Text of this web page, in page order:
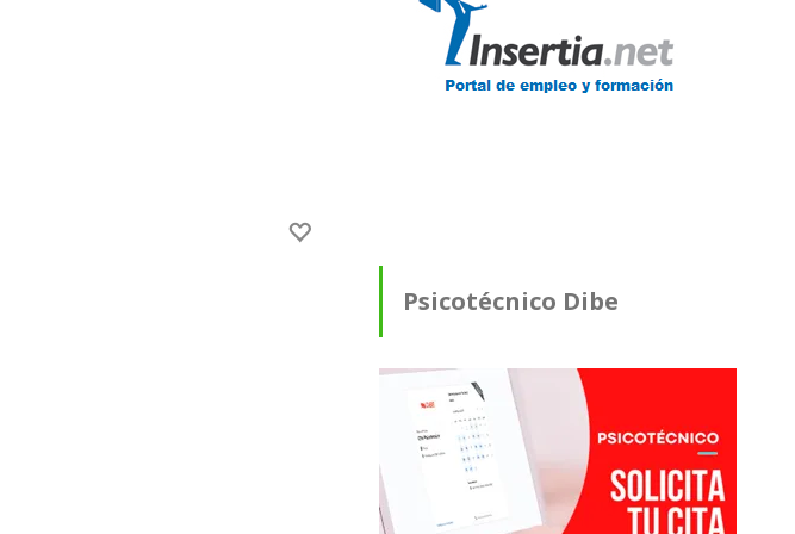
Psicotécnico Dibe